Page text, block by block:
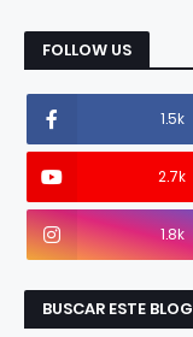
FOLLOW US
1.5k
2.7k
1.8k
BUSCAR ESTE BLOG